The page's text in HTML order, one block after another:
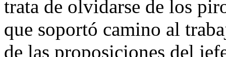
trata de olvidarse de los
que soportó camino al
de las proposiciones del